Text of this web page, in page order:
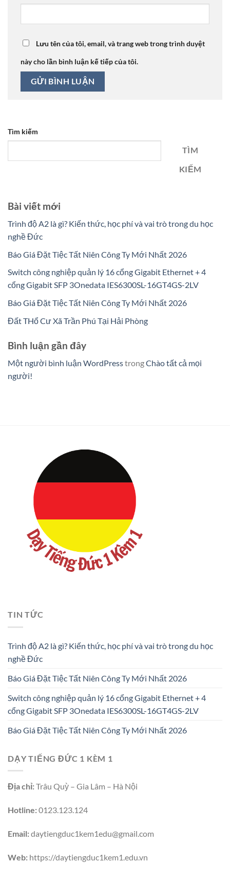
Lưu tên của tôi, email, và trang web trong trình duyệt
này cho lần bình luận kế tiếp của tôi.
Tìm kiếm
TÌM
KIẾM
Bài viết mới
Trình độ A2 là gì? Kiến thức, học phí và vai trò trong du học
nghề Đức
Báo Giá Đặt Tiệc Tất Niên Công Ty Mới Nhất 2026
Switch công nghiệp quản lý 16 cổng Gigabit Ethernet + 4
cổng Gigabit SFP 3Onedata IES6300SL-16GT4GS-2LV
Báo Giá Đặt Tiệc Tất Niên Công Ty Mới Nhất 2026
Đất THổ Cư Xã Trần Phú Tại Hải Phòng
Bình luận gần đây
Một người bình luận WordPresstrongChào tất cả mọi
người!
TIN TỨC
Trình độ A2 là gì? Kiến thức, học phí và vai trò trong du học
nghề Đức
Báo Giá Đặt Tiệc Tất Niên Công Ty Mới Nhất 2026
Switch công nghiệp quản lý 16 cổng Gigabit Ethernet + 4
cổng Gigabit SFP 3Onedata IES6300SL-16GT4GS-2LV
Báo Giá Đặt Tiệc Tất Niên Công Ty Mới Nhất 2026
DẠY TIẾNG ĐỨC 1 KÈM 1
Địa chỉ:Trâu Quỳ – Gia Lâm – Hà Nội
Hotline:0123.123.124
Email:daytiengduc1kem1edu@gmail.com
Web: https://daytiengduc1kem1.edu.vn